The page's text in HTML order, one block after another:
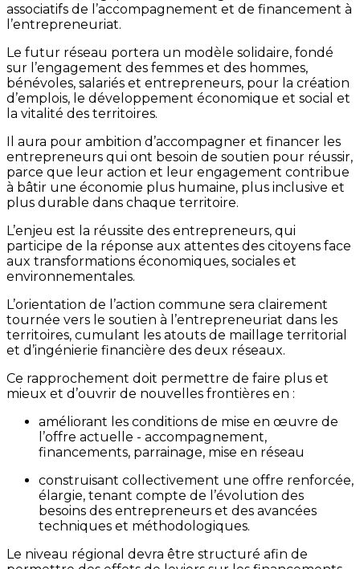
associatifs de l’accompagnement et de financement à
l’entrepreneuriat.
Le futur réseau portera un modèle solidaire, fondé
sur l’engagement des femmes et des hommes,
bénévoles, salariés et entrepreneurs, pour la création
d’emplois, le développement économique et social et
la vitalité des territoires.
Il aura pour ambition d’accompagner et financer les
entrepreneurs qui ont besoin de soutien pour réussir,
parce que leur action et leur engagement contribue
à bâtir une économie plus humaine, plus inclusive et
plus durable dans chaque territoire.
L’enjeu est la réussite des entrepreneurs, qui
participe de la réponse aux attentes des citoyens face
aux transformations économiques, sociales et
environnementales.
L’orientation de l’action commune sera clairement
tournée vers le soutien à l’entrepreneuriat dans les
territoires, cumulant les atouts de maillage territorial
et d’ingénierie financière des deux réseaux.
Ce rapprochement doit permettre de faire plus et
mieux et d’ouvrir de nouvelles frontières en :
améliorant les conditions de mise en œuvre de
l’offre actuelle - accompagnement,
financements, parrainage, mise en réseau
construisant collectivement une offre renforcée,
élargie, tenant compte de l’évolution des
besoins des entrepreneurs et des avancées
techniques et méthodologiques.
Le niveau régional devra être structuré afin de